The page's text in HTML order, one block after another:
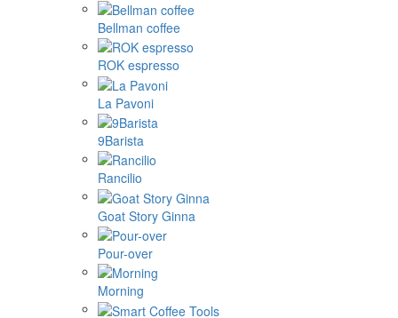
Bellman coffee
ROK espresso
La Pavoni
9Barista
Rancilio
Goat Story Ginna
Pour-over
Morning